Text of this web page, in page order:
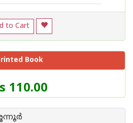
to Cart
Book
110.00